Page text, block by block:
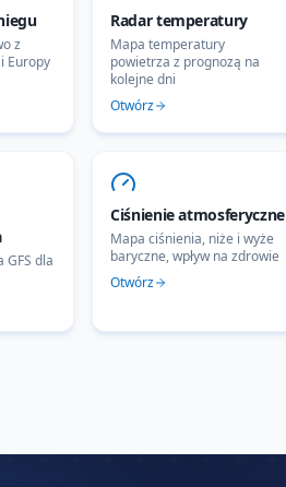
z
Europy
Radar temperatury
Mapa temperatury
powietrza z prognozą na
kolejne dni
Otwórz
GFS dla
Ciśnienie atmosferyczne
Mapa ciśnienia, niże i wyże
baryczne, wpływ na zdrowie
Otwórz